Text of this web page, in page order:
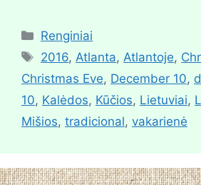
Renginiai
2016,Atlanta,Atlantoje,
Christmas Eve, December 10,
10, Kalėdos, Kūčios, Lietuviai,
Mišios, tradicional, vakarienė